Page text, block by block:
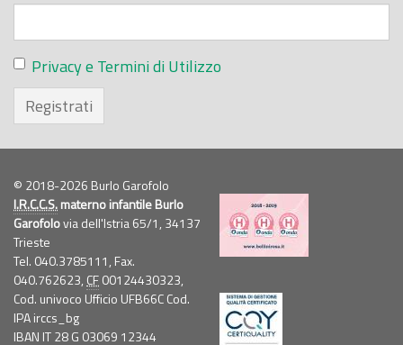
Privacy e Termini di Utilizzo
Registrati
© 2018-2026 Burlo Garofolo
I.R.C.C.S.materno infantile Burlo
Garofolovia dell'Istria 65/1, 34137
Trieste
Tel. 040.3785111, Fax.
040.762623, CF00124430323,
Cod. univoco Ufficio UFB66C Cod.
IPA irccs_bg
IBAN IT 28 G 03069 12344